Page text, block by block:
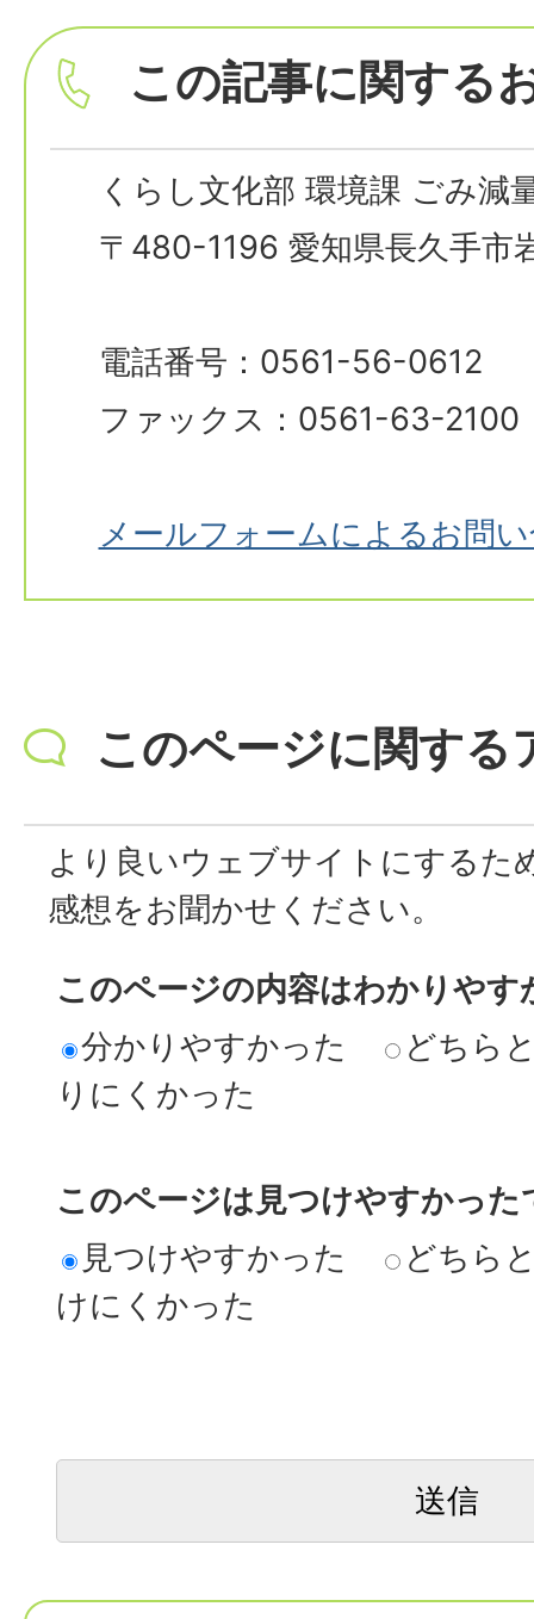
この記事に関する
くらし文化部 環境課 ごみ減
〒480-1196 愛知県長久手市
電話番号：0561-56-0612
ファックス：0561-63-2100
メールフォームによるお問
このページに関する
より良いウェブサイトにするた
感想をお聞かせください。
このページの内容はわかりやす
分かりやすかった
どちら
りにくかった
このページは見つけやすかった
見つけやすかった
どちら
けにくかった